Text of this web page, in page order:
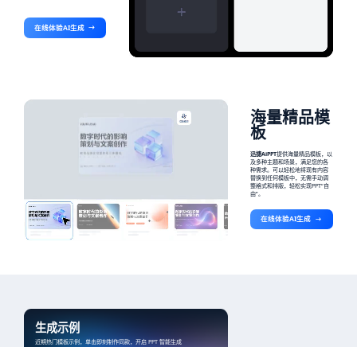
在线体验AI生成
海量精品模
板
迅捷AiPPT提供海量精品模板，以
及多种主题和场景，满足您的各
种需求。可以轻松地将现有内容
替换到任何模板中，无需手动调
整格式和排版，轻松实现PPT“自
由”。
在线体验AI生成
生成示例
近期热门模板示例，单击即刻制作同款，开启 PPT 智能生成